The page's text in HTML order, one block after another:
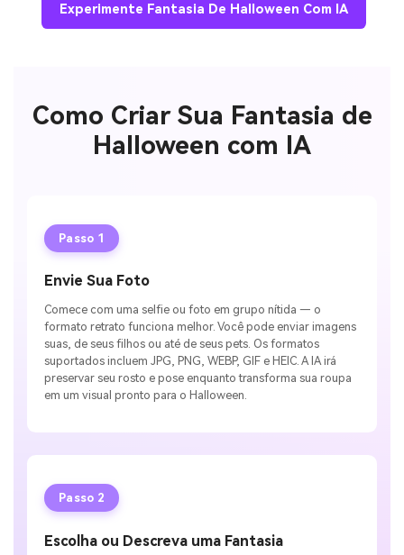
Experimente Fantasia De Halloween Com IA
Como Criar Sua Fantasia de
Halloween com IA
Passo 1
Envie Sua Foto
Comece com uma selfie ou foto em grupo nítida — o
formato retrato funciona melhor. Você pode enviar imagens
suas, de seus filhos ou até de seus pets. Os formatos
suportados incluem JPG, PNG, WEBP, GIF e HEIC. A IA irá
preservar seu rosto e pose enquanto transforma sua roupa
em um visual pronto para o Halloween.
Passo 2
Escolha ou Descreva uma Fantasia